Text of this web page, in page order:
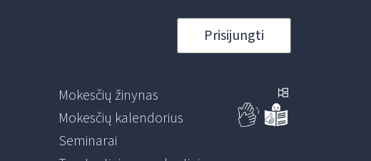
Prisijungti
Mokesčių žinynas
Mokesčių kalendorius
Seminarai